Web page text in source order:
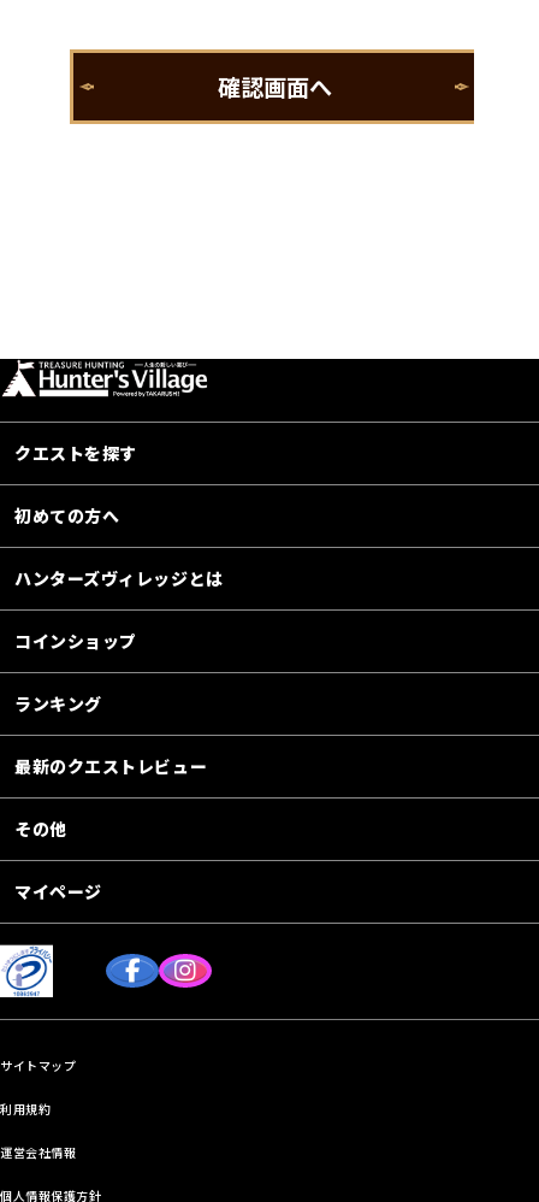
クエストを探す
初めての方へ
ハンターズヴィレッジとは
コインショップ
ランキング
最新のクエストレビュー
その他
マイページ
サイトマップ
利用規約
運営会社情報
個人情報保護方針